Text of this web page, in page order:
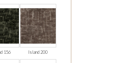
156 Island 200